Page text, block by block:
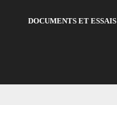
DOCUMENTS ET ESSAIS